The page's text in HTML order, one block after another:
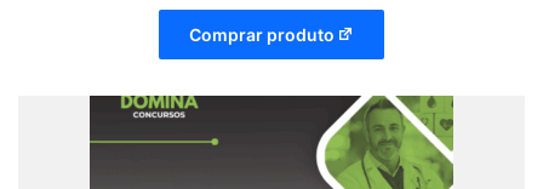
Comprar produto